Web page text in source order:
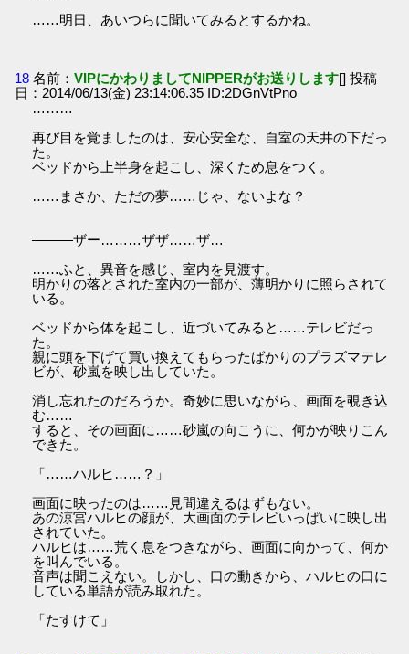
……明日、あいつらに聞いてみるとするかね。
18 名前：VIPにかわりましてNIPPERがお送りします[] 投稿
日：2014/06/13(金) 23:14:06.35 ID:2DGnVtPno
………
再び目を覚ましたのは、安心安全な、自室の天井の下だっ
た。
ベッドから上半身を起こし、深くため息をつく。
……まさか、ただの夢……じゃ、ないよな？
―――ザー………ザザ……ザ…
……ふと、異音を感じ、室内を見渡す。
明かりの落とされた室内の一部が、薄明かりに照らされて
いる。
ベッドから体を起こし、近づいてみると……テレビだっ
た。
親に頭を下げて買い換えてもらったばかりのプラズマテレ
ビが、砂嵐を映し出していた。
消し忘れたのだろうか。奇妙に思いながら、画面を覗き込
む……
すると、その画面に……砂嵐の向こうに、何かが映りこん
できた。
「……ハルヒ……？」
画面に映ったのは……見間違えるはずもない。
あの涼宮ハルヒの顔が、大画面のテレビいっぱいに映し出
されていた。
ハルヒは……荒く息をつきながら、画面に向かって、何か
を叫んでいる。
音声は聞こえない。しかし、口の動きから、ハルヒの口に
している単語が読み取れた。
「たすけて」